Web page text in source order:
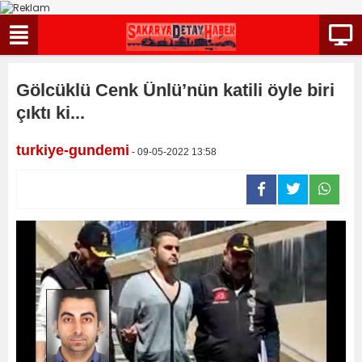
Gölcüklü Cenk Ünlü’nün katili öyle biri
çıktı ki...
turkiye-gundemi - 09-05-2022 13:58